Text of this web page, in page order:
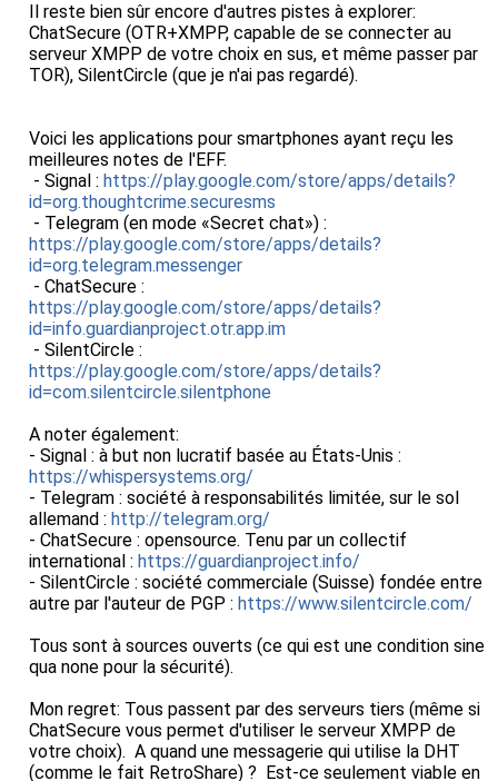
Il reste bien sûr encore d'autres pistes à explorer:
ChatSecure (OTR+XMPP, capable de se connecter au
serveur XMPP de votre choix en sus, et même passer par
TOR), SilentCircle (que je n'ai pas regardé).
Voici les applications pour smartphones ayant reçu les
meilleures notes de l'EFF.
- Signal : https://play.google.com/store/apps/details?
id=org.thoughtcrime.securesms
- Telegram (en mode «Secret chat») :
https://play.google.com/store/apps/details?
id=org.telegram.messenger
- ChatSecure :
https://play.google.com/store/apps/details?
id=info.guardianproject.otr.app.im
- SilentCircle :
https://play.google.com/store/apps/details?
id=com.silentcircle.silentphone
A noter également:
- Signal : à but non lucratif basée au États-Unis :
https://whispersystems.org/
- Telegram : société à responsabilités limitée, sur le sol
allemand : http://telegram.org/
- ChatSecure : opensource. Tenu par un collectif
international : https://guardianproject.info/
- SilentCircle : société commerciale (Suisse) fondée entre
autre par l'auteur de PGP : https://www.silentcircle.com/
Tous sont à sources ouverts (ce qui est une condition sine
qua none pour la sécurité).
Mon regret: Tous passent par des serveurs tiers (même si
ChatSecure vous permet d'utiliser le serveur XMPP de
votre choix). A quand une messagerie qui utilise la DHT
(comme le fait RetroShare) ? Est-ce seulement viable en